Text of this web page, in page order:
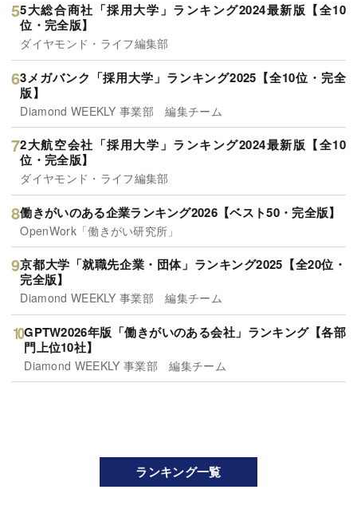
5大総合商社「採用大学」ランキング2024最新版【全10
位・完全版】
ダイヤモンド・ライフ編集部
3メガバンク「採用大学」ランキング2025【全10位・完全
版】
Diamond WEEKLY 事業部 編集チーム
2大航空会社「採用大学」ランキング2024最新版【全10
位・完全版】
ダイヤモンド・ライフ編集部
働きがいのある企業ランキング2026【ベスト50・完全版】
OpenWork「働きがい研究所」
京都大学「就職先企業・団体」ランキング2025【全20位・
完全版】
Diamond WEEKLY 事業部 編集チーム
GPTW2026年版「働きがいのある会社」ランキング【各部
門上位10社】
Diamond WEEKLY 事業部 編集チーム
ランキング一覧